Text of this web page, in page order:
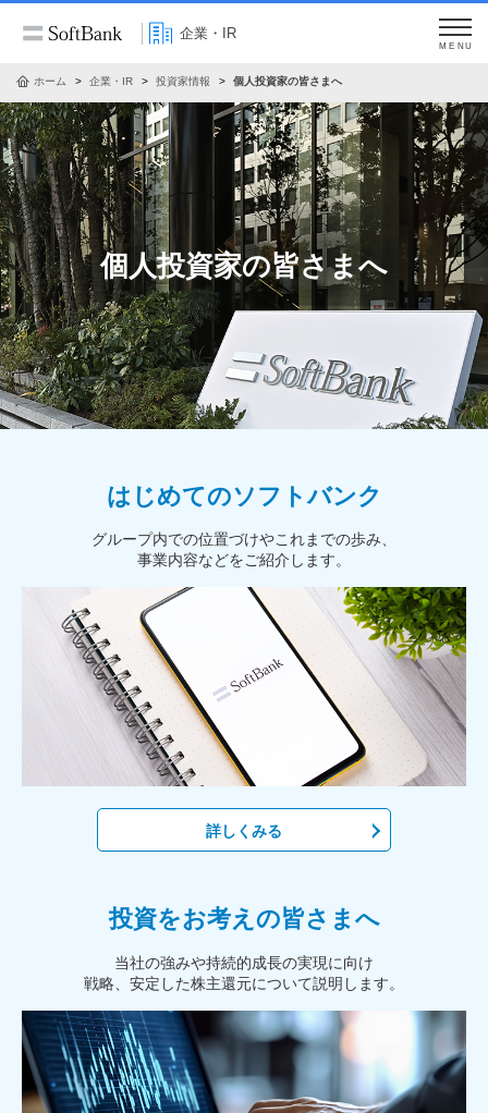
企業・IR
MENU
ホーム 企業・IR 投資家情報 個人投資家の皆さまへ
個人投資家の皆さまへ
はじめてのソフトバンク
グループ内での位置づけやこれまでの歩み、
事業内容などをご紹介します。
詳しくみる
投資をお考えの皆さまへ
当社の強みや持続的成長の実現に向け
戦略、安定した株主還元について説明します。